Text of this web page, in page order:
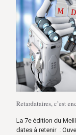
Retardataires, c’est
La 7e édition du
dates à retenir :